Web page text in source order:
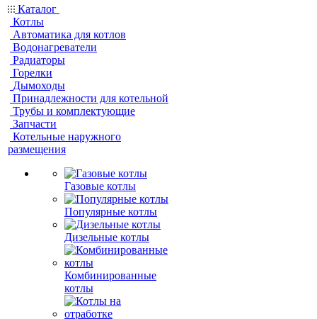
Каталог
Котлы
Автоматика для котлов
Водонагреватели
Радиаторы
Горелки
Дымоходы
Принадлежности для котельной
Трубы и комплектующие
Запчасти
Котельные наружного
размещения
Газовые котлы
Популярные котлы
Дизельные котлы
Комбинированные
котлы